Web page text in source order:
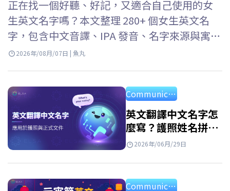
正在找一個好聽、好記，又適合自己使用的女
生英文名字嗎？本文整理 280+ 個女生英文名
字，包含中文音譯、IPA 發音、名字來源與寓
意，並依照熱門、優雅、職場、冷門及個性風
選擇。 最適合你的英文名字女 想找到最適合你
的英文名字女嗎？其實從美国女性名字或者英
国女性名字中尋找靈感是一個很好的方法。許
多名字不僅好聽、好記，也帶有優雅又自信的
2026年/08月/07日 | 魚丸
Communication
英文翻譯中文名字怎
麼寫？護照姓名拼音
規則與常見名字對照
2026年/06月/29日
Communication